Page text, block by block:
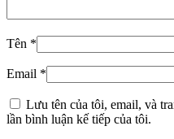
Tên *
Email *
Lưu tên của tôi, email, và
lần bình luận kế tiếp của tôi.